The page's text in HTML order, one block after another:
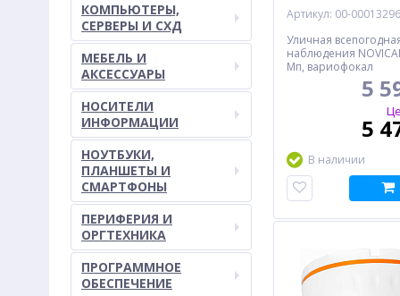
КОМПЬЮТЕРЫ,
СЕРВЕРЫ И СХД
МЕБЕЛЬ И
АКСЕССУАРЫ
НОСИТЕЛИ
ИНФОРМАЦИИ
НОУТБУКИ,
ПЛАНШЕТЫ И
СМАРТФОНЫ
ПЕРИФЕРИЯ И
ОРГТЕХНИКА
ПРОГРАММНОЕ
ОБЕСПЕЧЕНИЕ
Артикул: 00-00013296
Уличная
наблюдения
Мп, вариофокал
5
5
В наличии